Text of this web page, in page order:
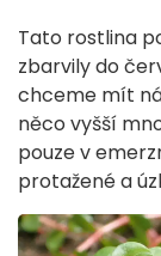
Tato rostlina
zbarvily do
chceme mít
něco vyšší
pouze v
protažené a